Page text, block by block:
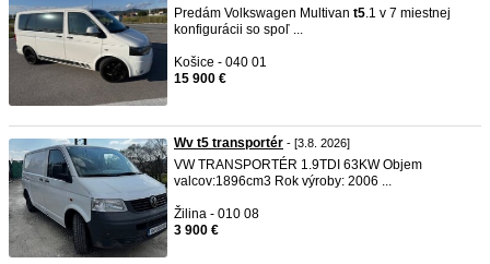
Predám Volkswagen Multivan t5.1 v 7 miestnej
konfigurácii so spoľ ...
Košice - 040 01
15 900 €
Wv t5 transportér - [3.8. 2026]
VW TRANSPORTÉR 1.9TDI 63KW Objem
valcov:1896cm3 Rok výroby: 2006 ...
Žilina - 010 08
3 900 €